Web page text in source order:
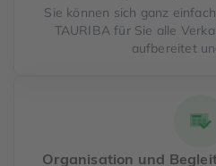
Sie können sich ganz
TAURIBA für Sie alle
aufbereitet
Organisation und